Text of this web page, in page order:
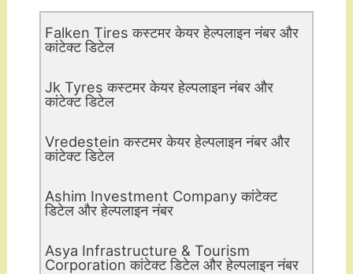
Falken Tires कस्टमर केयर हेल्पलाइन नंबर और
कांटेक्ट डिटेल
Jk Tyres कस्टमर केयर हेल्पलाइन नंबर और
कांटेक्ट डिटेल
Vredestein कस्टमर केयर हेल्पलाइन नंबर और
कांटेक्ट डिटेल
Ashim Investment Company कांटेक्ट
डिटेल और हेल्पलाइन नंबर
Asya Infrastructure & Tourism
Corporation कांटेक्ट डिटेल और हेल्पलाइन नंबर